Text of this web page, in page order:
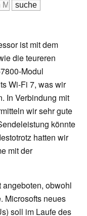
ist mit dem
die teureren
Modul
Wi-Fi 7, was wir
In Verbindung mit
wir sehr gute
könnte
hatten wir
mit der
obwohl
Microsofts neues
soll im Laufe des